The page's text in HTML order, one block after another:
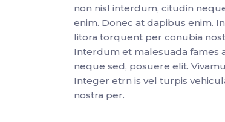
non nisl interdum, citudin
enim. Donec at dapibus enim.
litora torquent per conubia
Interdum et malesuada fames
neque sed, posuere elit.
Integer etrn is vel turpis
nostra per.